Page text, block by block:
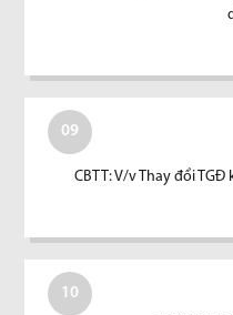
09
CBTT: V/v Thay đổi
10